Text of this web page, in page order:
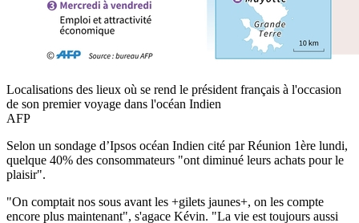
Localisations des lieux où se rend le président français à l'occasion
de son premier voyage dans l'océan Indien
AFP
Selon un sondage d’Ipsos océan Indien cité par Réunion 1ère lundi,
quelque 40% des consommateurs "ont diminué leurs achats pour le
plaisir".
"On comptait nos sous avant les +gilets jaunes+, on les compte
encore plus maintenant", s'agace Kévin. "La vie est toujours aussi